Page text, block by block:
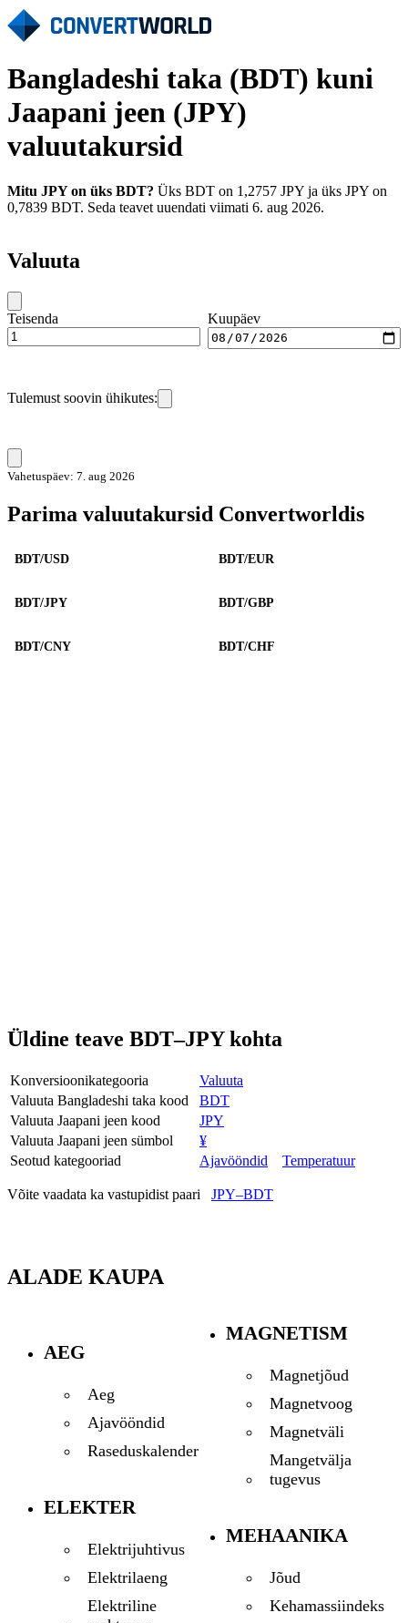
Bangladeshi taka (BDT) kuni
Jaapani jeen (JPY)
valuutakursid
Mitu JPY on üks BDT? Üks BDT on 1,2757 JPY ja üks JPY on
0,7839 BDT. Seda teavet uuendati viimati 6. aug 2026.
Valuuta
Teisenda Kuupäev
Tulemust soovin ühikutes:
Vahetuspäev: 7. aug 2026
Parima valuutakursid Convertworldis
BDT/USD BDT/EUR
BDT/JPY BDT/GBP
BDT/CNY BDT/CHF
Üldine teave BDT–JPY kohta
Konversioonikategooria
Valuuta
Valuuta Bangladeshi taka kood
BDT
Valuuta Jaapani jeen kood
JPY
Valuuta Jaapani jeen sümbol
¥
Seotud kategooriad
Ajavööndid Temperatuur
Võite vaadata ka vastupidist paari JPY–BDT
ALADE KAUPA
AEG
Aeg
Ajavööndid
Raseduskalender
ELEKTER
Elektrijuhtivus
Elektrilaeng
Elektriline
MAGNETISM
Magnetjõud
Magnetvoog
Magnetväli
Mangetvälja
tugevus
MEHAANIKA
Jõud
Kehamassiindeks